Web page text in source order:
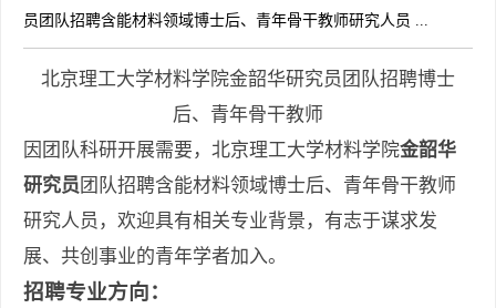
员团队招聘含能材料领域博士后、青年骨干教师研究人员 ...
北京理工大学材料学院金韶华研究员团队招聘博士
后、青年骨干教师
因团队科研开展需要，北京理工大学材料学院金韶华
研究员 团队招聘含能材料领域博士后、青年骨干教师
研究人员，欢迎具有相关专业背景，有志于谋求发
展、共创事业的青年学者加入。
招聘专业方向：